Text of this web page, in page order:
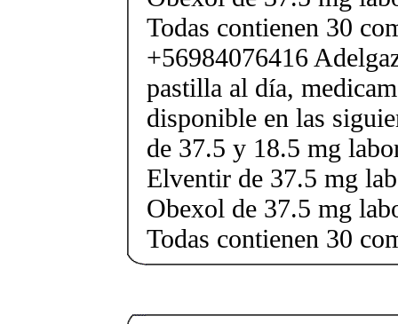
Todas contienen 30
+56984076416
pastilla al día,
disponible en las
de 37.5 y 18.5 mg
Elventir de 37.5 mg
Obexol de 37.5 mg
Todas contienen 30